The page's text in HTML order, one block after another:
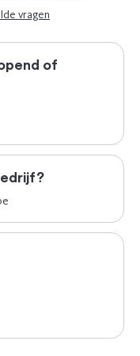
vragen
of